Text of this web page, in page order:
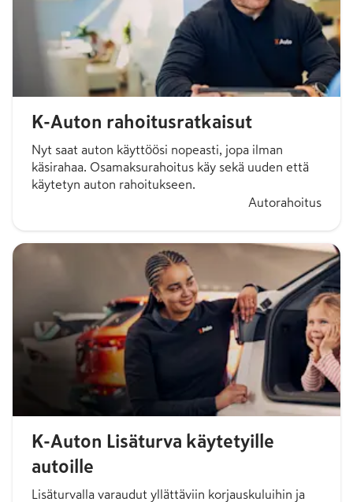
K-Auton rahoitusratkaisut
Nyt saat auton käyttöösi nopeasti, jopa ilman
käsirahaa. Osamaksurahoitus käy sekä uuden että
käytetyn auton rahoitukseen.
Autorahoitus
K-Auton Lisäturva käytetyille
autoille
Lisäturvalla varaudut yllättäviin korjauskuluihin ja